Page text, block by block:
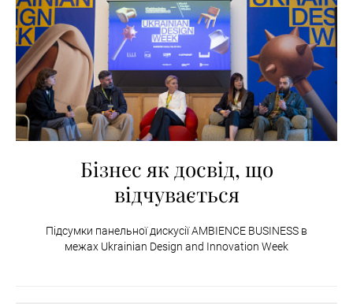
Бізнес як досвід, що
відчувається
Підсумки панельної дискусії AMBIENCE BUSINESS в
межах Ukrainian Design and Innovation Week